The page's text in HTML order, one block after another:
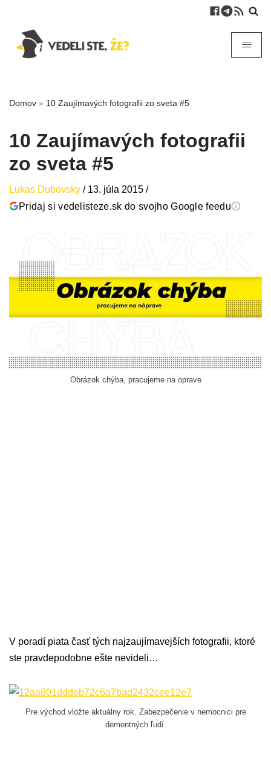
Domov » 10 Zaujímavých fotografii zo sveta #5
10 Zaujímavých fotografii
zo sveta #5
Lukas Dubovsky / 13. júla 2015 /
Pridaj si vedelisteze.sk do svojho Google feedu
Obrázok chýba, pracujeme na oprave
V poradí piata časť tých najzaujímavejších fotografii, ktoré
ste pravdepodobne ešte nevideli…
Pre východ vložte aktuálny rok. Zabezpečenie v nemocnici pre
dementných ľudí.